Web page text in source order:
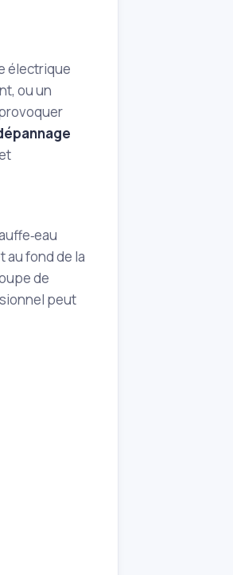
électrique
ou un
au fond de la
de
peut